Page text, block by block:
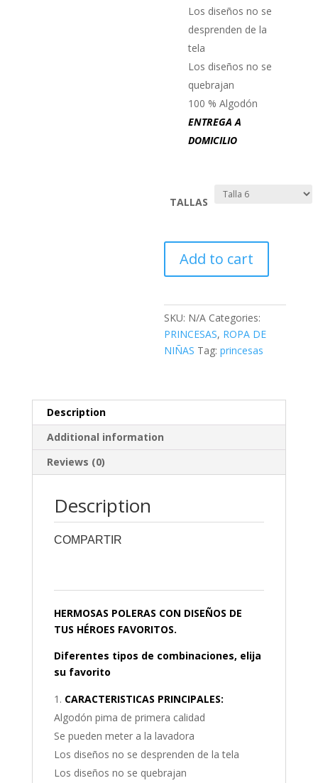
Los diseños no se
desprenden de la
tela
Los diseños no se
quebrajan
100 % Algodón
ENTREGA A
DOMICILIO
TALLAS
MC-
quantity
Add to cart
SKU: N/A Categories:
PRINCESAS, ROPA DE
NIÑAS Tag:princesas
Description
Additional information
Reviews (0)
Description
COMPARTIR
HERMOSAS POLERAS CON DISEÑOS DE
TUS HÉROES FAVORITOS.
Diferentes tipos de combinaciones, elija
su favorito
CARACTERISTICAS PRINCIPALES:
Algodón pima de primera calidad
Se pueden meter a la lavadora
Los diseños no se desprenden de la tela
Los diseños no se quebrajan